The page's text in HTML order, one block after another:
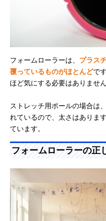
フォームローラーは、 プラス
覆っているものがほとんどで
ほど気にする必要はありません
ストレッチ用ポールの場合は
れているので、太さはありま
ています。
フォームローラーの正